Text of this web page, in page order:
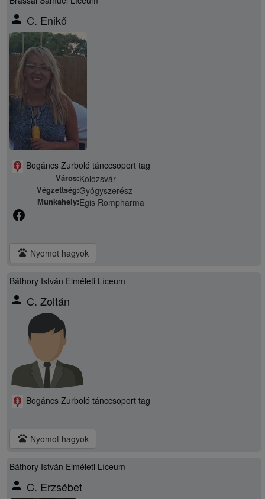
person C. Enikő
Bogáncs Zurboló tánccsoport tag
Város:Kolozsvár
Végzettség:Gyógyszerész
Munkahely:Egis Rompharma
facebook
pets Nyomot hagyok
Báthory István Elméleti Líceum
person C. Zoltán
Bogáncs Zurboló tánccsoport tag
pets Nyomot hagyok
Báthory István Elméleti Líceum
person C. Erzsébet